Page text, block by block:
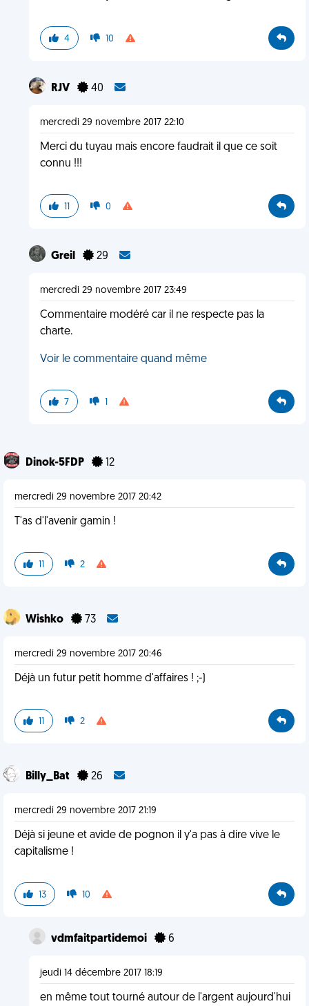
4 10
RJV 40
mercredi 29 novembre 2017 22:10
Merci du tuyau mais encore faudrait il que ce soit
connu !!!
11 0
Greil 29
mercredi 29 novembre 2017 23:49
Commentaire modéré car il ne respecte pas la
charte.
Voir le commentaire quand même
7 1
Dinok-5FDP 12
mercredi 29 novembre 2017 20:42
T'as d'l'avenir gamin !
11 2
Wishko 73
mercredi 29 novembre 2017 20:46
Déjà un futur petit homme d'affaires ! ;-)
11 2
Billy_Bat 26
mercredi 29 novembre 2017 21:19
Déjà si jeune et avide de pognon il y'a pas à dire vive le
capitalisme !
13 10
vdmfaitpartidemoi 6
jeudi 14 décembre 2017 18:19
en même tout tourné autour de l'argent aujourd'hui